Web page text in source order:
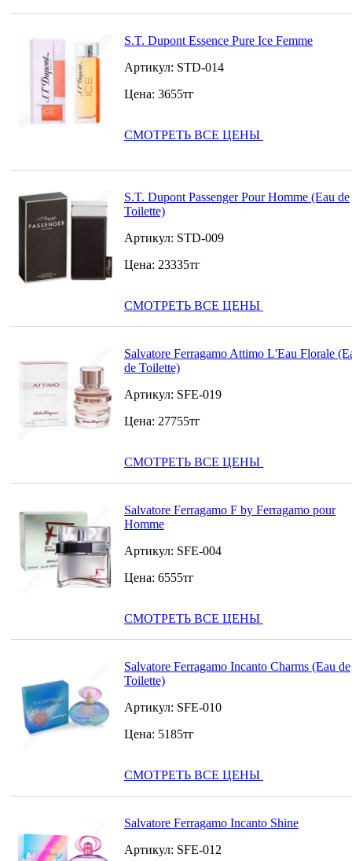
S.T. Dupont Essence Pure Ice Femme
Артикул: STD-014
Цена: 3655тг
СМОТРЕТЬ ВСЕ ЦЕНЫ
S.T. Dupont Passenger Pour Homme (Eau de
Toilette)
Артикул: STD-009
Цена: 23335тг
СМОТРЕТЬ ВСЕ ЦЕНЫ
Salvatore Ferragamo Attimo L'Eau Florale
de Toilette)
Артикул: SFE-019
Цена: 27755тг
СМОТРЕТЬ ВСЕ ЦЕНЫ
Salvatore Ferragamo F by Ferragamo pour
Homme
Артикул: SFE-004
Цена: 6555тг
СМОТРЕТЬ ВСЕ ЦЕНЫ
Salvatore Ferragamo Incanto Charms (Eau de
Toilette)
Артикул: SFE-010
Цена: 5185тг
СМОТРЕТЬ ВСЕ ЦЕНЫ
Salvatore Ferragamo Incanto Shine
Артикул: SFE-012